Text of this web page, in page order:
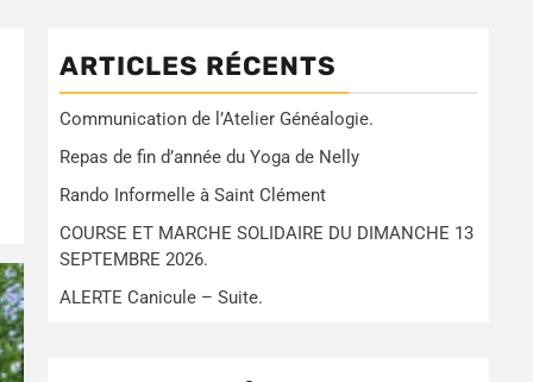
ARTICLES RÉCENTS
Communication de l’Atelier Généalogie.
Repas de fin d’année du Yoga de Nelly
Rando Informelle à Saint Clément
COURSE ET MARCHE SOLIDAIRE DU DIMANCHE 13
SEPTEMBRE 2026.
ALERTE Canicule – Suite.